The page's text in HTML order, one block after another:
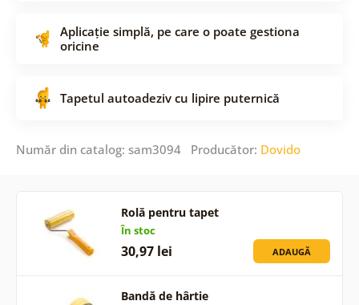
Aplicație simplă, pe care o poate gestiona
oricine
Tapetul autoadeziv cu lipire puternică
Număr din catalog: sam3094 Producător: Dovido
Rolă pentru tapet
În stoc
30,97 lei ADAUGĂ
Bandă de hârtie